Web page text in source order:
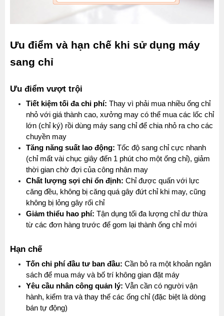
Ưu điểm và hạn chế khi sử dụng máy
sang chỉ
Ưu điểm vượt trội
Tiết kiệm tối đa chi phí: Thay vì phải mua nhiều ống chỉ
nhỏ với giá thành cao, xưởng may có thể mua các lốc chỉ
lớn (chỉ ký) rồi dùng máy sang chỉ để chia nhỏ ra cho các
chuyền may
Tăng năng suất lao động: Tốc độ sang chỉ cực nhanh
(chỉ mất vài chục giây đến 1 phút cho một ống chỉ), giảm
thời gian chờ đợi của công nhân may
Chất lượng sợi chỉ ổn định: Chỉ được quấn với lực
căng đều, không bị căng quá gây đứt chỉ khi may, cũng
không bị lỏng gây rối chỉ
Giảm thiểu hao phí: Tận dụng tối đa lượng chỉ dư thừa
từ các đơn hàng trước để gom lại thành ống chỉ mới
Hạn chế
Tốn chi phí đầu tư ban đầu: Cần bỏ ra một khoản ngân
sách để mua máy và bố trí không gian đặt máy
Yêu cầu nhân công quản lý: Vẫn cần có người vận
hành, kiểm tra và thay thế các ống chỉ (đặc biệt là dòng
bán tự động)